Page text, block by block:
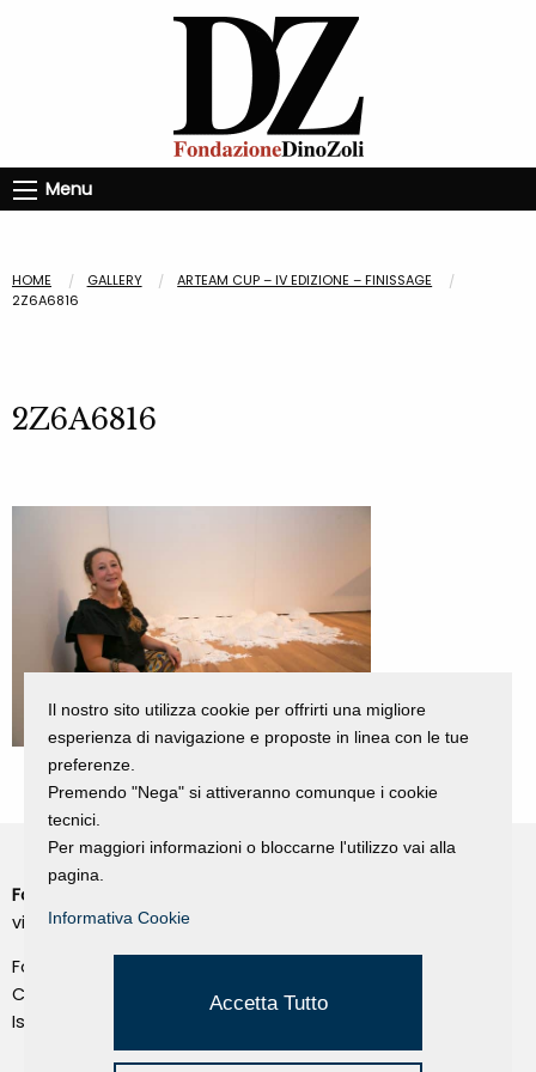
Menu
HOME GALLERY
ARTEAM CUP – IV EDIZIONE – FINISSAGE
2Z6A6816
2Z6A6816
Fondazione Dino Zoli
viale Bologna 288, Forlì
Fondo dot. euro 285.000 i.v.
CF e P.IVA 03692820404
Isc.Reg Per.Giu. n. 10404
Il nostro sito utilizza cookie per offrirti una migliore
esperienza di navigazione e proposte in linea con le tue
preferenze.
Premendo "Nega" si attiveranno comunque i cookie
tecnici.
Per maggiori informazioni o bloccarne l'utilizzo vai alla
pagina.
Informativa Cookie
Accetta Tutto